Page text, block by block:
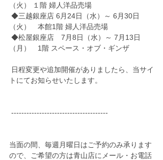
（火） １階 婦人洋品売場
（火）　本館1階 婦人洋品売場
（月）　1階 スペース・オブ・ギンザ
トにてお知らせいたします。
--------------------------------------
当面の間、毎週月曜日はご予約のみ承ります
ので、ご希望の方は青山店にメール・お電話